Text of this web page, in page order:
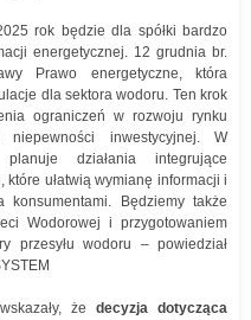
rok będzie dla spółki bardzo
energetycznej. 12 grudnia br.
Prawo energetyczne, która
dla sektora wodoru. Ten krok
ograniczeń w rozwoju rynku
inwestycyjnej. W
działania integrujące
które ułatwią wymianę informacji i
konsumentami. Będziemy także
Wodorowej i przygotowaniem
przesyłu wodoru – powiedział
że decyzja dotycząca